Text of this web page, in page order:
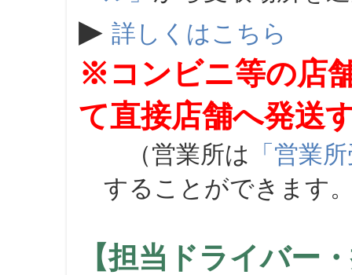
▶ 詳しくはこちら
※コンビニ等の店
て直接店舗へ発送
（営業所は 「営業
することができます
【担当ドライバー